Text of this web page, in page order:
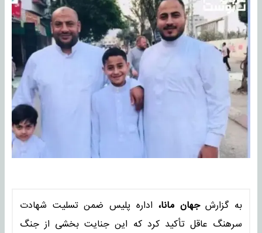
به گزارشجهان مانا، اداره پلیس ضمن تسلیت شهادت
سرهنگ عاقل تأکید کرد که این جنایت بخشی از جنگ